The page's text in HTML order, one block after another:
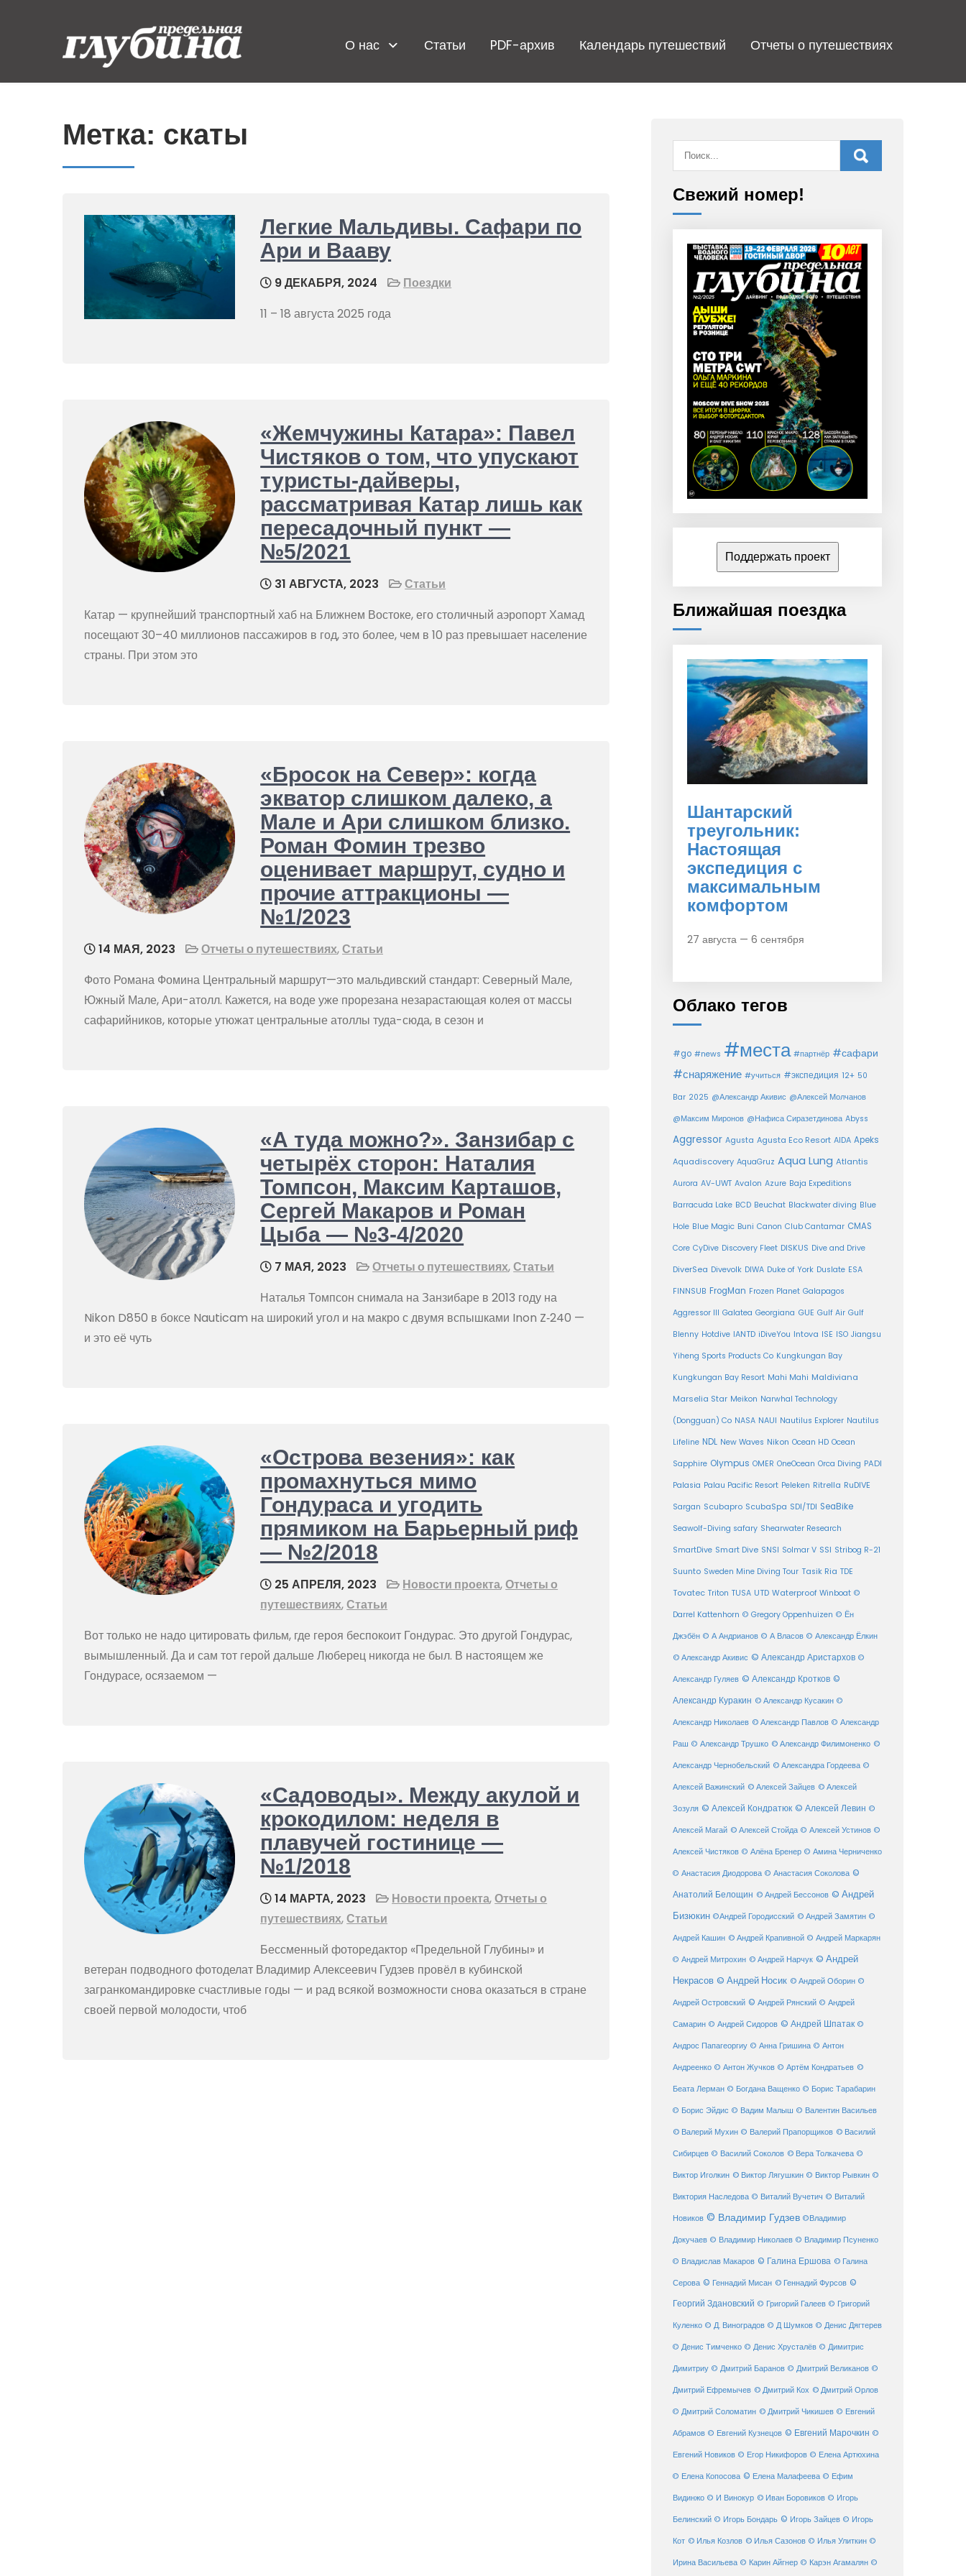
Предельная
глубина
О нас Статьи PDF-архив Календарь путешествий Отчеты о путешествиях
Метка: скаты
Легкие Мальдивы. Сафари по
Ари и Вааву
9 ДЕКАБРЯ, 2024
Поездки
11 – 18 августа 2025 года
«Жемчужины Катара»: Павел
Чистяков о том, что упускают
туристы-дайверы,
рассматривая Катар лишь как
пересадочный пункт —
№5/2021
31 АВГУСТА, 2023
Статьи
Катар — крупнейший транспортный хаб на Ближнем Востоке, его столичный аэропорт Хамад
посещают 30–40 миллионов пассажиров в год, это более, чем в 10 раз превышает население
страны. При этом это
«Бросок на Север»: когда
экватор слишком далеко, а
Мале и Ари слишком близко.
Роман Фомин трезво
оценивает маршрут, судно и
прочие аттракционы —
№1/2023
14 МАЯ, 2023 Отчеты о путешествиях,Статьи
Фото Романа Фомина Центральный маршрут—это мальдивский стандарт: Северный Мале,
Южный Мале, Ари-атолл. Кажется, на воде уже прорезана незарастающая колея от массы
сафарийников, которые утюжат центральные атоллы туда-сюда, в сезон и
«А туда можно?». Занзибар с
четырёх сторон: Наталия
Томпсон, Максим Карташов,
Сергей Макаров и Роман
Цыба — №3-4/2020
7 МАЯ, 2023 Отчеты о путешествиях,Статьи
Наталья Томпсон снимала на Занзибаре в 2013 году на
Nikon D850 в боксе Nauticam на широкий угол и на макро с двумя вспышками Inon Z‑240 —
и это её чуть
«Острова везения»: как
промахнуться мимо
Гондураса и угодить
прямиком на Барьерный риф
— №2/2018
25 АПРЕЛЯ, 2023 Новости проекта,Отчеты о
путешествиях,Статьи
Вот только не надо цитировать фильм, где героя беспокоит Гондурас. Это другой Гондурас,
вымышленный. Да и сам тот герой дальше Люберец никогда не был. В настоящем же
Гондурасе, осязаемом —
«Садоводы». Между акулой и
крокодилом: неделя в
плавучей гостинице —
№1/2018
14 МАРТА, 2023 Новости проекта,Отчеты о
путешествиях,Статьи
Бессменный фоторедактор «Предельной Глубины» и
ветеран подводного фотоделат Владимир Алексеевич Гудзев провёл в кубинской
загранкомандировке счастливые годы — и рад всякой возможности снова оказаться в стране
своей первой молодости, чтоб
Свежий номер!
Поддержать проект
Ближайшая поездка
Шантарский
треугольник:
Настоящая
экспедиция с
максимальным
комфортом
27 августа — 6 сентября
Облако тегов
#go #news #места #партнёр #сафари
#снаряжение #учиться #экспедиция 12+ 50
Bar 2025 @Александр Акивис @Алексей Молчанов
@Максим Миронов @Нафиса Сиразетдинова Abyss
Aggressor Agusta Agusta Eco Resort AIDA Apeks
Aquadiscovery AquaGruz Aqua Lung Atlantis
Aurora AV-UWT Avalon Azure Baja Expeditions
Barracuda Lake BCD Beuchat Blackwater diving Blue
Hole Blue Magic Buni Canon Club Cantamar CMAS
Core CyDive Discovery Fleet DISKUS Dive and Drive
DiverSea Divevolk DIWA Duke of York Duslate ESA
FINNSUB FrogMan Frozen Planet Galapagos
Aggressor III Galatea Georgiana GUE Gulf Air Gulf
Blenny Hotdive IANTD iDiveYou Intova ISE ISO Jiangsu
Yiheng Sports Products Co Kungkungan Bay
Kungkungan Bay Resort Mahi Mahi Maldiviana
Marselia Star Meikon Narwhal Technology
(Dongguan) Co NASA NAUI Nautilus Explorer Nautilus
Lifeline NDL New Waves Nikon Ocean HD Ocean
Sapphire Olympus OMER OneOcean Orca Diving PADI
Palasia Palau Pacific Resort Peleken Ritrella RuDIVE
Sargan Scubapro ScubaSpa SDI/TDI SeaBike
Seawolf-Diving safary Shearwater Research
SmartDive Smart Dive SNSI Solmar V SSI Stribog R-21
Suunto Sweden Mine Diving Tour Tasik Ria TDE
Tovatec Triton TUSA UTD Waterproof Winboat ©
Darrel Kattenhorn © Gregory Oppenhuizen © Ён
Джэбён © А Андрианов © А Власов © Александр Ёлкин
© Александр Акивис © Александр Аристархов ©
Александр Гуляев © Александр Кротков ©
Александр Куракин © Александр Кусакин ©
Александр Николаев © Александр Павлов © Александр
Раш © Александр Трушко © Александр Филимоненко ©
Александр Чернобельский © Александра Гордеева ©
Алексей Важинский © Алексей Зайцев © Алексей
Зозуля © Алексей Кондратюк © Алексей Левин ©
Алексей Магай © Алексей Стойда © Алексей Устинов ©
Алексей Чистяков © Алёна Бренер © Амина Черниченко
© Анастасия Диодорова © Анастасия Соколова ©
Анатолий Белощин © Андрей Бессонов © Андрей
Бизюкин ©Андрей Городисский © Андрей Замятин ©
Андрей Кашин © Андрей Крапивной © Андрей Маркарян
© Андрей Митрохин © Андрей Нарчук © Андрей
Некрасов © Андрей Носик © Андрей Оборин ©
Андрей Островский © Андрей Рянский © Андрей
Самарин © Андрей Сидоров © Андрей Шпатак ©
Андрос Папагеоргиу © Анна Гришина © Антон
Андреенко © Антон Жучков © Артём Кондратьев ©
Беата Лерман © Богдана Ващенко © Борис Тарабарин
© Борис Эйдис © Вадим Малыш © Валентин Васильев
© Валерий Мухин © Валерий Прапорщиков © Василий
Сибирцев © Василий Соколов © Вера Толкачева ©
Виктор Иголкин © Виктор Лягушкин © Виктор Рывкин ©
Виктория Наследова © Виталий Вучетич © Виталий
Новиков © Владимир Гудзев ©Владимир
Докучаев © Владимир Николаев © Владимир Псуненко
© Владислав Макаров © Галина Ершова © Галина
Серова © Геннадий Мисан © Геннадий Фурсов ©
Георгий Здановский © Григорий Галеев © Григорий
Куленко © Д. Виноградов © Д Шумков © Денис Дягтерев
© Денис Тимченко © Денис Хрусталёв © Димитрис
Димитриу © Дмитрий Баранов © Дмитрий Великанов ©
Дмитрий Ефремычев © Дмитрий Кох © Дмитрий Орлов
© Дмитрий Соломатин © Дмитрий Чикишев © Евгений
Абрамов © Евгений Кузнецов © Евгений Марочкин ©
Евгений Новиков © Егор Никифоров © Елена Артюхина
© Елена Копосова © Елена Малафеева © Ефим
Видинжо © И Винокур © Иван Боровиков © Игорь
Белинский © Игорь Бондарь © Игорь Зайцев © Игорь
Кот © Илья Козлов © Илья Сазонов © Илья Улиткин ©
Ирина Васильева © Карин Айгнер © Карэн Агамалян ©